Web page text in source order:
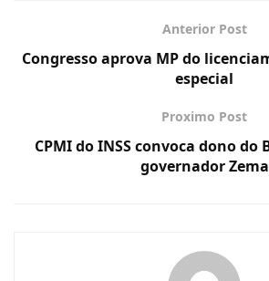
Anterior Post
Congresso aprova MP do
especial
Proximo Post
CPMI do INSS convoca dono do
governador Zema